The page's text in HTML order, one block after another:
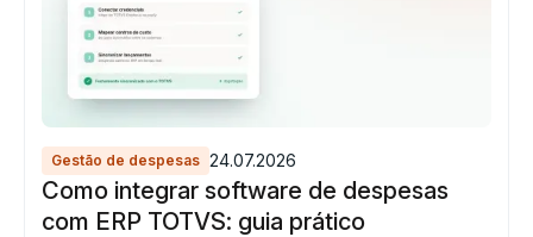
Gestão de despesas 24.07.2026
Como integrar software de despesas
com ERP TOTVS: guia prático